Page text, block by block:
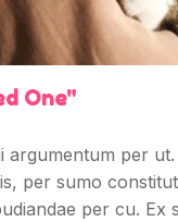
One"
argumentum per
per sumo
per cu. Ex